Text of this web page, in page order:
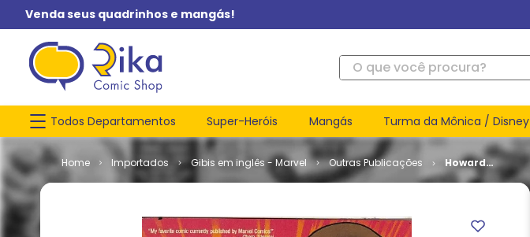
Venda seus quadrinhos e mangás!
O que você procura?
Todos Departamentos Super-Heróis Mangás Turma da Mônica / Disney
Importados Gibis em inglês - Marvel Outras Publicações
Howard
The Duck -